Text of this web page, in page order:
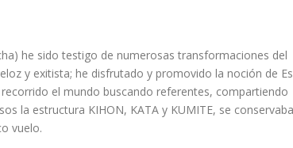
he sido testigo de numerosas transformaciones del
y exitista; he disfrutado y promovido la noción de
el mundo buscando referentes, compartiendo
la estructura KIHON, KATA y KUMITE, se
vuelo.